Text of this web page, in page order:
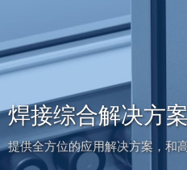
焊接综合解决方
提供全方位的应用解决方案，和